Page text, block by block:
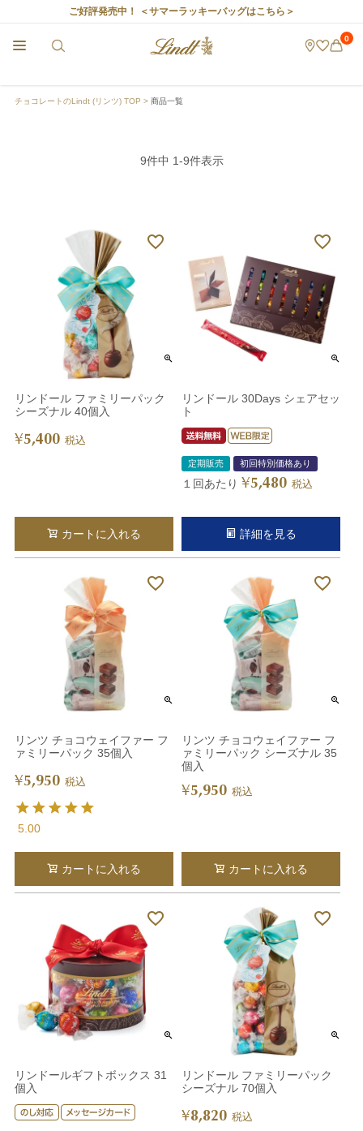
ご好評発売中！ ＜サマーラッキーバッグはこちら＞
0
チョコレートのLindt (リンツ) TOP 商品一覧
9件中 1-9件表示
リンドール ファミリーパック
シーズナル 40個入
¥5,400 税込
カートに入れる
リンドール 30Days シェアセッ
ト
定期販売 初回特別価格あり
１回あたり ¥5,480 税込
詳細を見る
リンツ チョコウェイファー フ
ァミリーパック 35個入
¥5,950 税込
5.00
カートに入れる
リンツ チョコウェイファー フ
ァミリーパック シーズナル 35
個入
¥5,950 税込
カートに入れる
リンドールギフトボックス 31
個入
リンドール ファミリーパック
シーズナル 70個入
¥8,820 税込